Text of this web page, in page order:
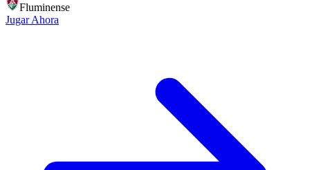
Fluminense
Jugar Ahora